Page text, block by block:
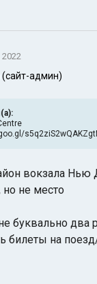
2022
(сайт-админ)
вокзала
но не место
буквально два
билеты на